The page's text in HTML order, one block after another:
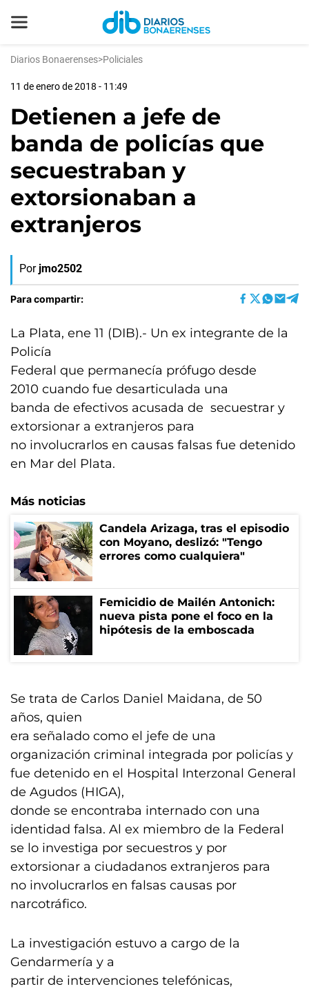
Diarios Bonaerenses>Policiales
11 de enero de 2018 - 11:49
Detienen a jefe de
banda de policías que
secuestraban y
extorsionaban a
extranjeros
Por jmo2502
Para compartir:
La Plata, ene 11 (DIB).- Un ex integrante de la
Policía
Federal que permanecía prófugo desde
2010 cuando fue desarticulada una
banda de efectivos acusada de secuestrar y
extorsionar a extranjeros para
no involucrarlos en causas falsas fue detenido
en Mar del Plata.
Más noticias
Candela Arizaga, tras el episodio
con Moyano, deslizó: "Tengo
errores como cualquiera"
Femicidio de Mailén Antonich:
nueva pista pone el foco en la
hipótesis de la emboscada
Se trata de Carlos Daniel Maidana, de 50
años, quien
era señalado como el jefe de una
organización criminal integrada por policías y
fue detenido en el Hospital Interzonal General
de Agudos (HIGA),
donde se encontraba internado con una
identidad falsa. Al ex miembro de la Federal
se lo investiga por secuestros y por
extorsionar a ciudadanos extranjeros para
no involucrarlos en falsas causas por
narcotráfico.
La investigación estuvo a cargo de la
Gendarmería y a
partir de intervenciones telefónicas,